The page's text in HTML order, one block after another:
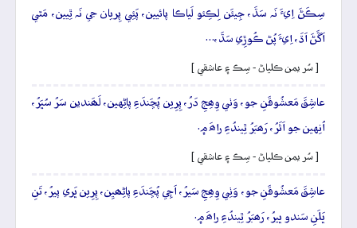
سِڪَڻَ اِيءَ نَہ سَڌَ، جِيئَن لِڪِئو لَياڪا پائيين، پَئِي پِريان جي نَہ ٿِيين، مَٿي
اَڱَڻَ اَڌَ، اِيءَ پُڻ ڪُوڙِي سَڌَ،…
[ سُر يمن ڪلياڻ - سِڪ ۽ عاشقي ]
عاشِقَ مَعشُوقَنِ جو، وَٺي وِھِجِ دَرُ، پِرِين پُڇَندَءِ پاڻِهين، لَھَندين سَرُ سُڀَرُ،
اُنِهين جو اَثَرُ، رَھبَرُ ٿِيندُءِ راھَ ۾.
[ سُر يمن ڪلياڻ - سِڪ ۽ عاشقي ]
عاشِقَ مَعشُوقَنِ جو، وَٺِي وِھِجِ سَيرُ، اَچِي پُڇَندَءِ پاڻِھيِن، پِرِين ڀَري پيرُ، تَنِ
ڀَلَنِ سَندو ڀيرُ، رَھبَرُ ٿِيندُءِ راھَ ۾.